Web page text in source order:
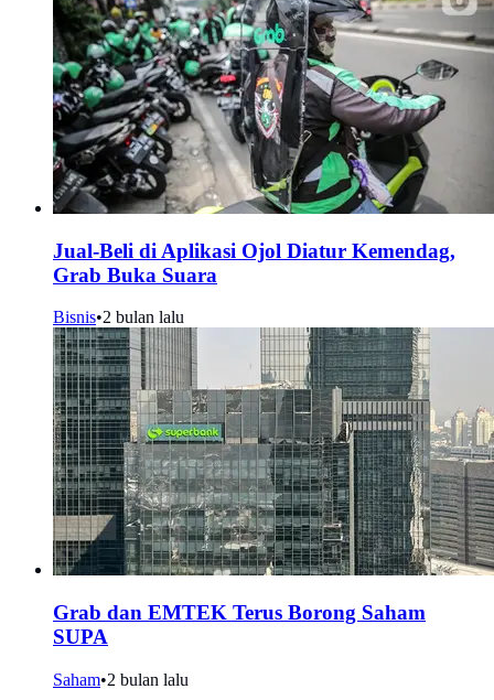
Jual-Beli di Aplikasi Ojol Diatur Kemendag,
Grab Buka Suara
Bisnis•2 bulan lalu
Grab dan EMTEK Terus Borong Saham
SUPA
Saham•2 bulan lalu